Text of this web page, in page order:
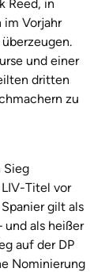
Reed, in
im Vorjahr
und einer
dritten
zu
Sieg
Titel vor
gilt als
und als heißer
auf der DP
Nominierung